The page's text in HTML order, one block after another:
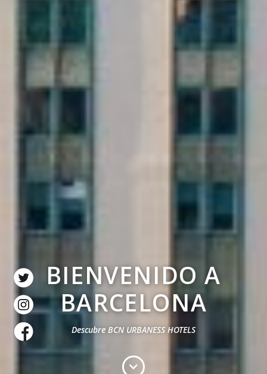
BIENVENIDO A
BARCELONA
Descubre BCN URBANESS HOTELS